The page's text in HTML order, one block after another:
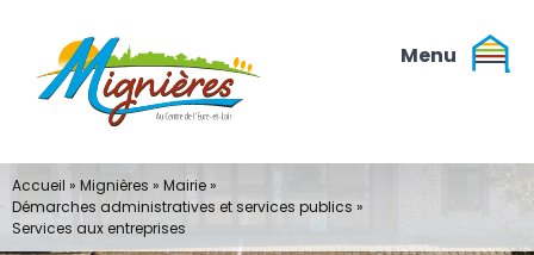
contenu
Accueil » Mignières » Mairie»
Démarches administratives et services publics »
Services aux entreprises